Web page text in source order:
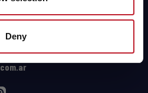
Deny